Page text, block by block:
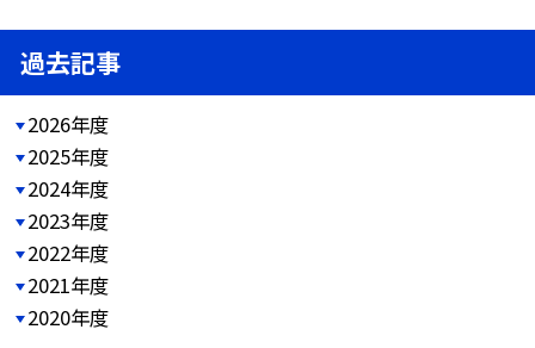
過去記事
2026年度
2025年度
2024年度
2023年度
2022年度
2021年度
2020年度